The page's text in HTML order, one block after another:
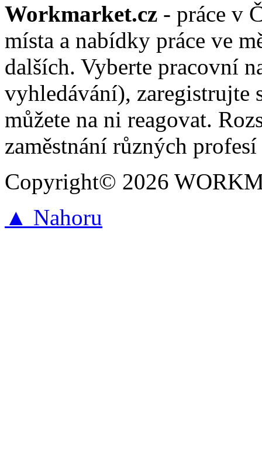
Workmarket.cz - práce v
místa a nabídky práce ve
dalších. Vyberte pracovní
vyhledávání), zaregistrujte
můžete na ni reagovat.
zaměstnání různých
Copyright© 2026
▲ Nahoru